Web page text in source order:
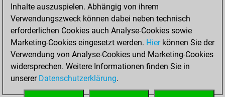
You created
your Studies account
Studies
Freitag,
Mai 17, 2024
You created
your Fritz account
Inhalte auszuspielen. Abhängig von ihrem
Verwendungszweck können dabei neben technisch
erforderlichen Cookies auch Analyse-Cookies sowie
Marketing-Cookies eingesetzt werden. Hierkönnen Sie der
Verwendung von Analyse-Cookies und Marketing-Cookies
widersprechen. Weitere Informationen finden Sie in
unserer Datenschutzerklärung.